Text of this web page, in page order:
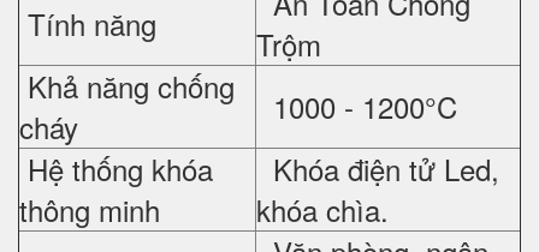
Tính năng
Trộm
Khả năng chống
cháy
1000 - 1200°C
Hệ thống khóa
thông minh
Khóa điện tử Led,
khóa chìa.